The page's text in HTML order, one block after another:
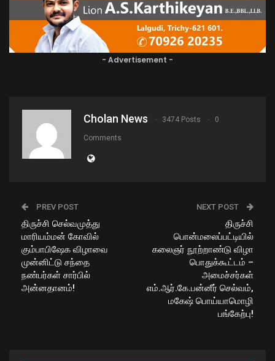
- Advertisement -
Cholan News 3474 Posts 0
Comments
PREV POST
திருச்சி செல்வமுத்து
மாரியம்மன் கோவில்
கும்பாபிஷேக விழாவை
முன்னிட்டு சந்தை
நண்பர்கள் சார்பில்
அன்னதானம்!
NEXT POST
திருச்சி
பொன்மலைப்பட்டியில்
கலைஞர் நூற்றாண்டு விழா
பொதுக்கூட்டம் –
அமைச்சர்கள்
எம்.ஆர்.கே.பன்னீர் செல்வம்,
மகேஷ் பொய்யாமொழி
பங்கேற்பு!